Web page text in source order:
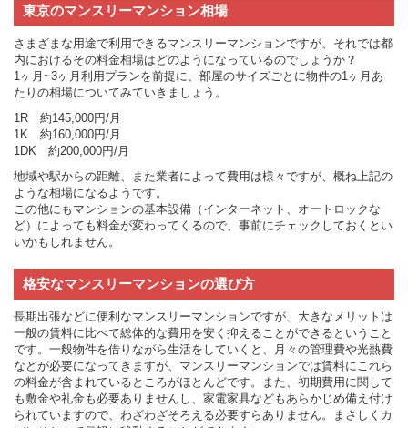
東京のマンスリーマンション相場
さまざまな用途で利用できるマンスリーマンションですが、それでは都
内におけるその料金相場はどのようになっているのでしょうか？
1ヶ月~3ヶ月利用プランを前提に、部屋のサイズごとに物件の1ヶ月あ
たりの相場についてみていきましょう。
1R 約145,000円/月
1K 約160,000円/月
1DK 約200,000円/月
地域や駅からの距離、また業者によって費用は様々ですが、概ね上記の
ような相場になるようです。
この他にもマンションの基本設備（インターネット、オートロックな
ど）によっても料金が変わってくるので、事前にチェックしておくとい
いかもしれません。
格安なマンスリーマンションの選び方
長期出張などに便利なマンスリーマンションですが、大きなメリットは
一般の賃料に比べて総体的な費用を安く抑えることができるということ
です。一般物件を借りながら生活をしていくと、月々の管理費や光熱費
などが必要になってきますが、マンスリーマンションでは賃料にこれら
の料金が含まれているところがほとんどです。また、初期費用に関して
も敷金や礼金も必要ありませんし、家電家具などもあらかじめ備え付け
られていますので、わざわざそろえる必要すらありません。まさしくカ